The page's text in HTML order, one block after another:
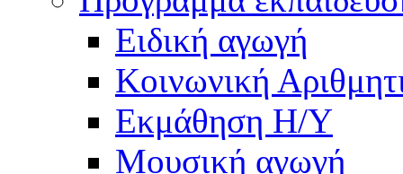
Ειδική αγωγή
Κοινωνική
Εκμάθηση Η/Υ
Μουσική αγωγή